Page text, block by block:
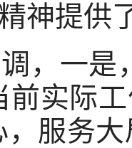
神提供
一是，
前实际
，服务